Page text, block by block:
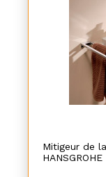
Mitigeur de
HANSGROHE